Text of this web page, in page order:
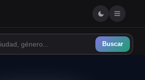
Buscar